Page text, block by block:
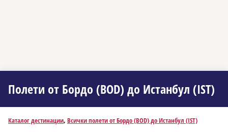
Полети от Бордо (BOD) до Истанбул (IST)
Каталог дестинации, Всички полети от Бордо (BOD) до Истанбул (IST)